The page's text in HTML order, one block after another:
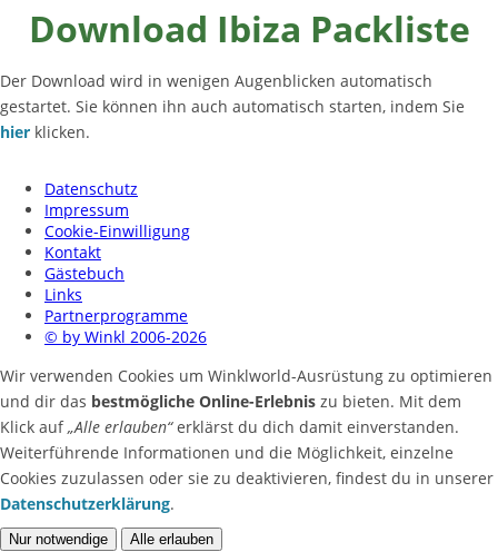
Download Ibiza Packliste
Der Download wird in wenigen Augenblicken automatisch
gestartet. Sie können ihn auch automatisch starten, indem Sie
hier klicken.
Datenschutz
Impressum
Cookie-Einwilligung
Kontakt
Gästebuch
Links
Partnerprogramme
© by Winkl 2006-2026
Wir verwenden Cookies um Winklworld-Ausrüstung zu optimieren
und dir das bestmögliche Online-Erlebnis zu bieten. Mit dem
Klick auf„Alle erlauben“erklärst du dich damit einverstanden.
Weiterführende Informationen und die Möglichkeit, einzelne
Cookies zuzulassen oder sie zu deaktivieren, findest du in unserer
Datenschutzerklärung.
Nur notwendige Alle erlauben